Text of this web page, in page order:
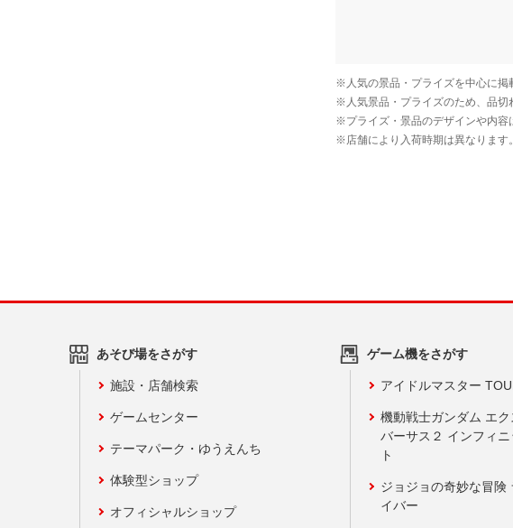
あそび場をさがす
施設・店舗検索
ゲームセンター
テーマパーク・ゆうえんち
体験型ショップ
オフィシャルショップ
ゲーム機をさがす
アイドルマスター
機動戦士ガンダム エク
バーサス２ インフィニ
ト
ジョジョの奇妙な冒険
イバー